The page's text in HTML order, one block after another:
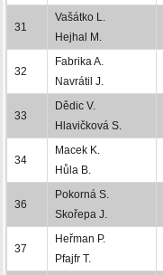
31
Vašátko L.
Hejhal M.
32
Fabrika A.
Navrátil J.
33
Dědic V.
Hlavičková S.
34
Macek K.
Hůla B.
36
Pokorná S.
Skořepa J.
37
Heřman P.
Pfajfr T.